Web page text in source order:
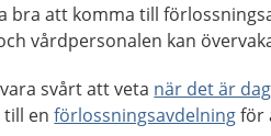
bra att komma till
vårdpersonalen kan
svårt att veta när det är
till enförlossningsavdelningför